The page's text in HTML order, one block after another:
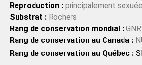
Reproduction : principalement sexuée
Substrat : Rochers
Rang de conservation mondial :
Rang de conservation au Canada :
Rang de conservation au Québec :